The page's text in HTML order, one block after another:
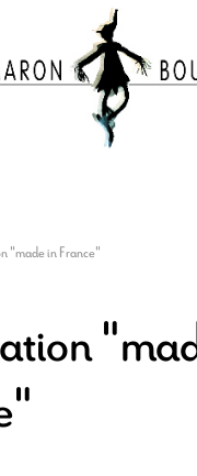
"made in France"